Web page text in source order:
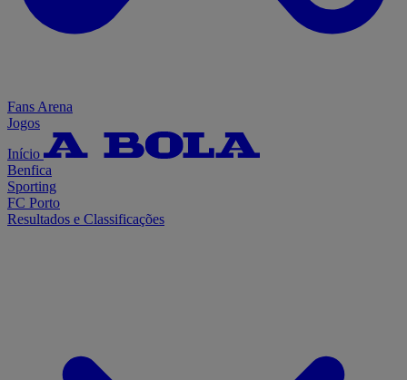
Fans Arena
Jogos
Início
Benfica
Sporting
FC Porto
Resultados e Classificações